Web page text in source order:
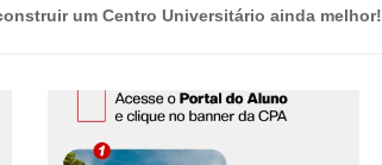
um Centro Universitário ainda melhor!